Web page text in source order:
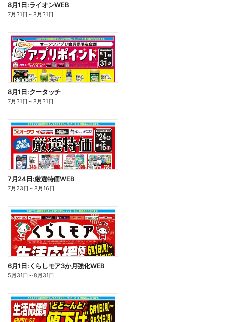
8月1日:ライオンWEB
7月31日 ～8月31日
8月1日:クータッチ
7月31日 ～8月31日
7月24日:厳選特価WEB
7月23日 ～8月16日
6月1日:くらしモア3か月強化WEB
5月31日 ～8月31日